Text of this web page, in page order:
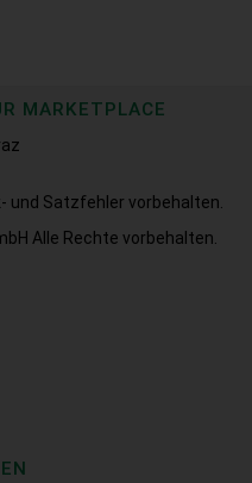
MARKETPLACE
und Satzfehler vorbehalten.
Alle Rechte vorbehalten.